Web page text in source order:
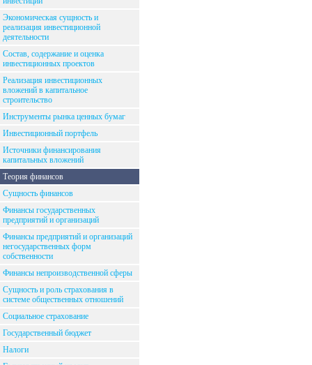
Экономическая сущность и
реализация инвестиционной
деятельности
Состав, содержание и оценка
инвестиционных проектов
Реализация инвестиционных
вложений в капитальное
строительство
Инструменты рынка ценных бумаг
Инвестиционный портфель
Источники финансирования
капитальных вложений
Теория финансов
Сущность финансов
Финансы государственных
предприятий и организаций
Финансы предприятий и организаций
негосударственных форм
собственности
Финансы непроизводственной сферы
Сущность и роль страхования в
системе общественных отношений
Социальное страхование
Государственный бюджет
Налоги